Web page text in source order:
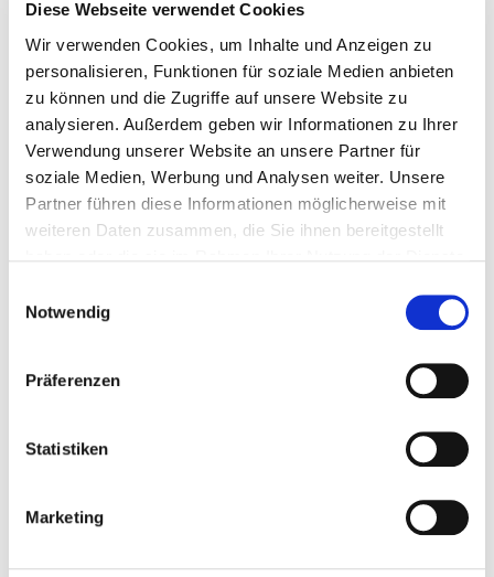
Diese Webseite verwendet Cookies
Wir verwenden Cookies, um Inhalte und Anzeigen zu
personalisieren, Funktionen für soziale Medien anbieten
zu können und die Zugriffe auf unsere Website zu
analysieren. Außerdem geben wir Informationen zu Ihrer
Verwendung unserer Website an unsere Partner für
soziale Medien, Werbung und Analysen weiter. Unsere
Partner führen diese Informationen möglicherweise mit
weiteren Daten zusammen, die Sie ihnen bereitgestellt
Notwendig
Präferenzen
Statistiken
Marketing
Bitte bieten Sie mir Flüge an
Persönliche Daten
Anrede
Name*